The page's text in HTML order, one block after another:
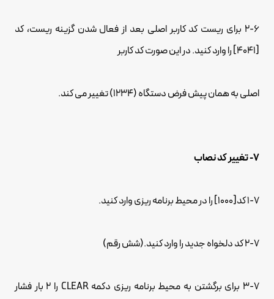
2-6 برای ریست کد کاربر اصلی بعد از فعال شدن گزینه ریست، کد
[4041] را وارد کنید. در این صورت کد کاربر
اصلی به همان پیش فرض دستگاه (1234) تغییر می کند.
7- تغییر کد نصاب
1-7 کد[1000] را در محیط برنامه ریزی وارد کنید.
2-7 کد دلخواه جدید را وارد کنید.(شش رقم)
3-7 برای برگشتن به محیط برنامه ریزی دکمه CLEAR را 2 بار فشار